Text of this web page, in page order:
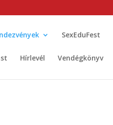
SexEduFest
Hírlevél Vendégkönyv